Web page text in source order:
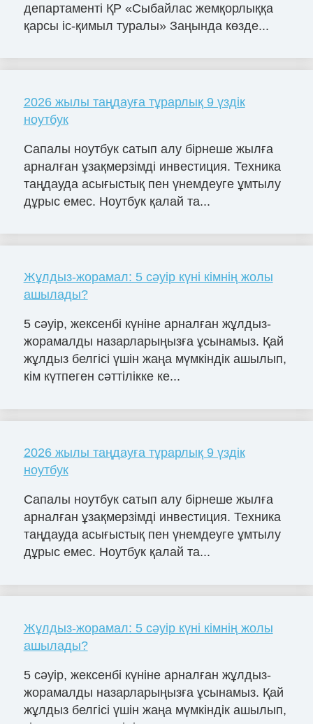
департаменті ҚР «Сыбайлас жемқорлыққа
қарсы іс-қимыл туралы» Заңында көзде...
2026 жылы таңдауға тұрарлық 9 үздік
ноутбук
Сапалы ноутбук сатып алу бірнеше жылға
арналған ұзақмерзімді инвестиция. Техника
таңдауда асығыстық пен үнемдеуге ұмтылу
дұрыс емес. Ноутбук қалай та...
Жұлдыз-жорамал: 5 сәуір күні кімнің жолы
ашылады?
5 сәуір, жексенбі күніне арналған жұлдыз-
жорамалды назарларыңызға ұсынамыз. Қай
жұлдыз белгісі үшін жаңа мүмкіндік ашылып,
кім күтпеген сәттілікке ке...
2026 жылы таңдауға тұрарлық 9 үздік
ноутбук
Сапалы ноутбук сатып алу бірнеше жылға
арналған ұзақмерзімді инвестиция. Техника
таңдауда асығыстық пен үнемдеуге ұмтылу
дұрыс емес. Ноутбук қалай та...
Жұлдыз-жорамал: 5 сәуір күні кімнің жолы
ашылады?
5 сәуір, жексенбі күніне арналған жұлдыз-
жорамалды назарларыңызға ұсынамыз. Қай
жұлдыз белгісі үшін жаңа мүмкіндік ашылып,